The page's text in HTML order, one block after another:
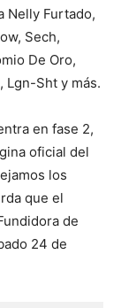
Nelly Furtado,
Sech,
De Oro,
Lgn-Sht y más.
en fase 2,
oficial del
los
que el
de
24 de